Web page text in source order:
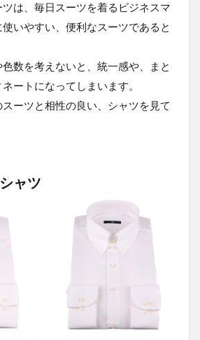
は、毎日スーツを着るビジネスマ
いやすい、便利なスーツであると
数を考えないと、統一感や、まと
ートになってしまいます。
ーツと相性の良い、シャツを見て
ャツ